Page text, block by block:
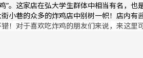
。这家店在弘大学生群体中相当有名，
小巷的众多的炸鸡店中别树一帜！店内有
！对于喜欢吃炸鸡的朋友们来说，来这